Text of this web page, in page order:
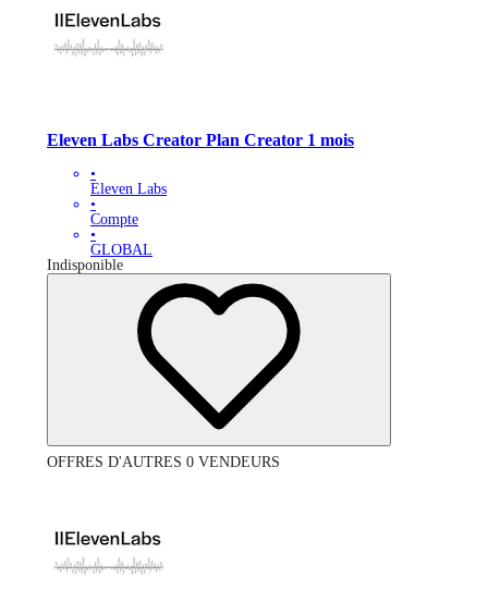
Eleven Labs Creator Plan Creator 1 mois
•
Eleven Labs
•
Compte
•
GLOBAL
Indisponible
OFFRES D'AUTRES 0 VENDEURS